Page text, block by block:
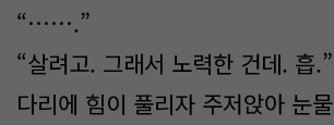
“…….”
“살려고. 그래서 노력한 건데. 흡.”
다리에 힘이 풀리자 주저앉아 눈